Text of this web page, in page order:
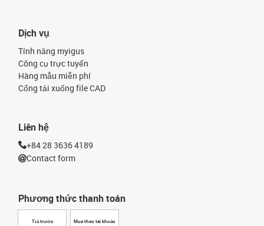
Phương thức thanh toán
Trả trước Mua theo tài khoản
Dịch vụ
Tính năng myigus
Công cụ trực tuyến
Hàng mẫu miễn phí
Cổng tải xuống file CAD
Liên hệ
+84 28 3636 4189
Contact form